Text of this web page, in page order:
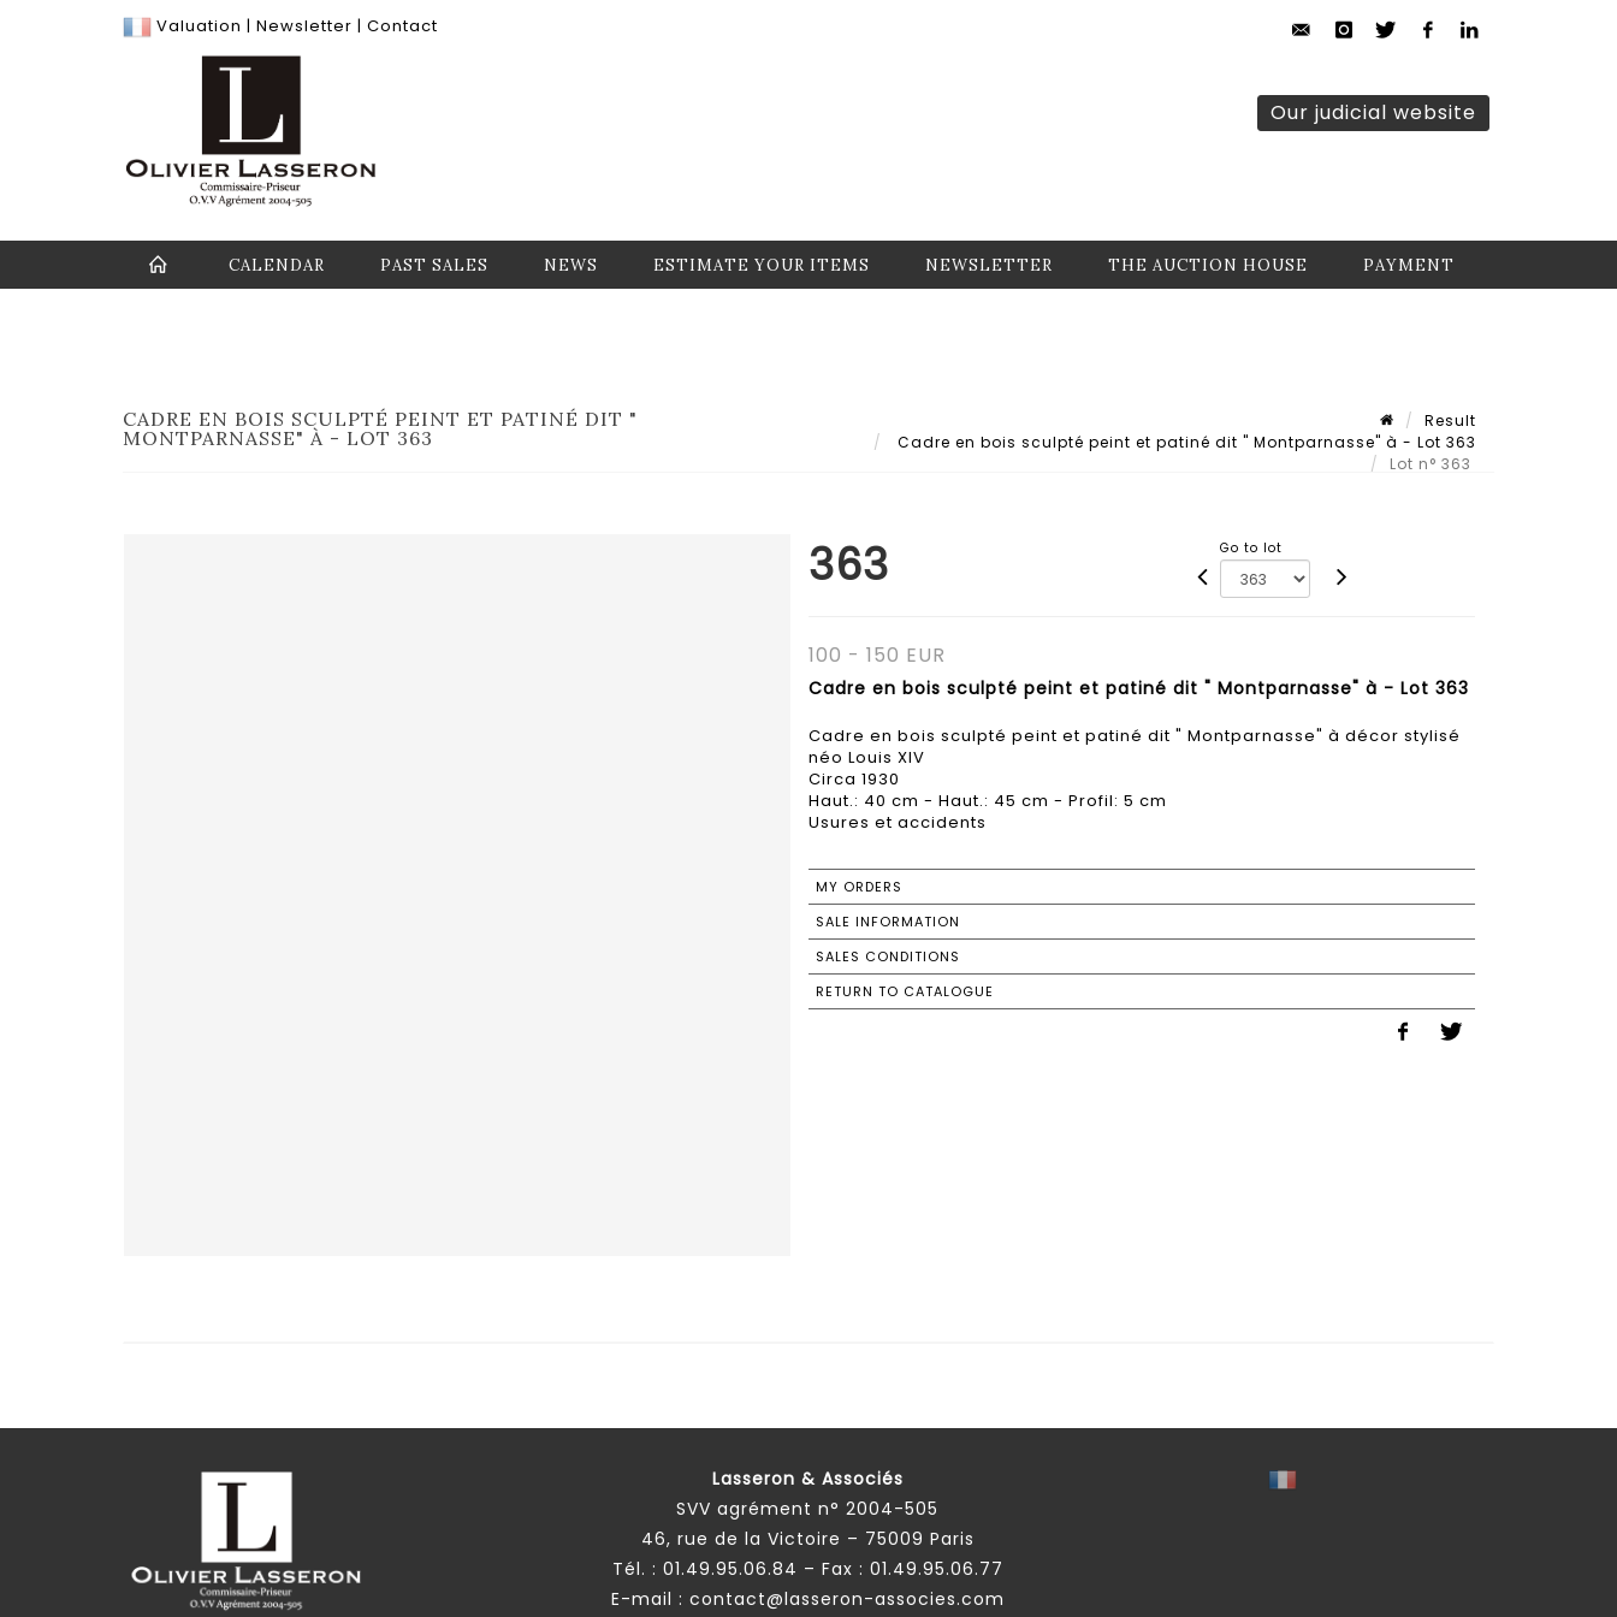
Valuation | Newsletter | Contact
Our judicial website
CALENDAR PAST SALES NEWS ESTIMATE YOUR ITEMS NEWSLETTER THE AUCTION HOUSE PAYMENT
CADRE EN BOIS SCULPTÉ PEINT ET PATINÉ DIT "
MONTPARNASSE" À - LOT 363
Result
Cadre en bois sculpté peint et patiné dit " Montparnasse" à - Lot 363
Lot n° 363
363 Go to lot
100 - 150 EUR
Cadre en bois sculpté peint et patiné dit " Montparnasse" à - Lot 363
Cadre en bois sculpté peint et patiné dit " Montparnasse" à décor stylisé
néo Louis XIV
Circa 1930
Haut.: 40 cm - Haut.: 45 cm - Profil: 5 cm
Usures et accidents
MY ORDERS
SALE INFORMATION
SALES CONDITIONS
RETURN TO CATALOGUE
Lasseron & Associés
SVV agrément n° 2004-505
46, rue de la Victoire – 75009 Paris
Tél. : 01.49.95.06.84 – Fax : 01.49.95.06.77
E-mail : contact@lasseron-associes.com